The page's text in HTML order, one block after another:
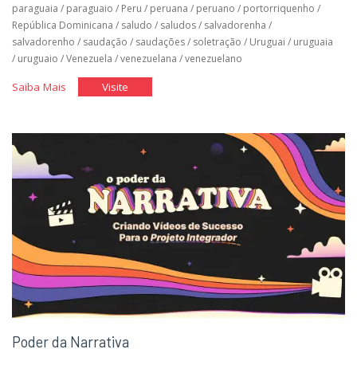
paraguaia / paraguaio / Peru / peruana / peruano / portorriquenho /
República Dominicana / saludo / saludos/ salvadorenha /
salvadorenho / saudação / saudações/ soletração / Uruguai / uruguaia
/ uruguaio /Venezuela /venezuelana /venezuelano
Saiba Mais"EspanholVisite"Espanhol
Poder da Narrativa